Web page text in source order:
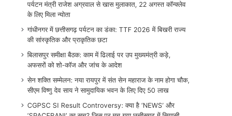
पर्यटन मंत्री राजेश अग्रवाल से खास मुलाकात, 22 अगस्त कॉन्क्लेव
के लिए मिला न्योता
गांधीनगर में छत्तीसगढ़ पर्यटन का डंका: TTF 2026 में बिखरी राज्य
की सांस्कृतिक और प्राकृतिक छटा
बिलासपुर समीक्षा बैठक: काम में ढिलाई पर उप मुख्यमंत्री कड़े,
अफसरों को शो-कॉज और जांच के आदेश
सेन शक्ति सम्मेलन: नया रायपुर में संत सेन महाराज के नाम होगा चौक,
सीएम विष्णु देव साय ने सामुदायिक भवन के लिए दिए 50 लाख
CGPSC SI Result Controversy: क्या है ‘NEWS’ और